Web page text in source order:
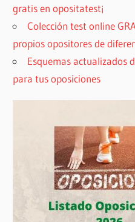
gratis en opositatest¡
Colección test online
propios opositores de
Esquemas actualizados
para tus oposiciones